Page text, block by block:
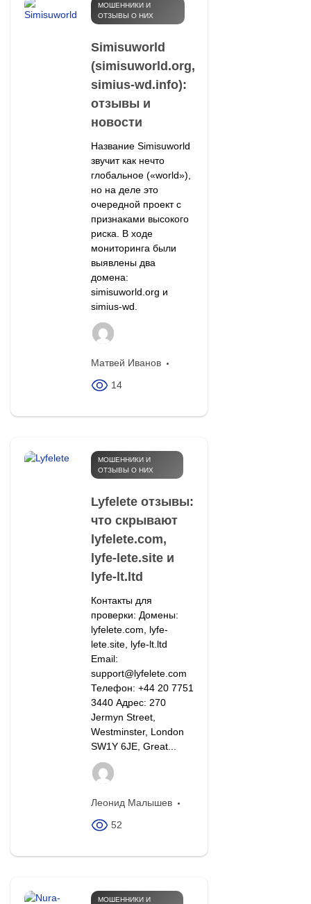
МОШЕННИКИ И
ОТЗЫВЫ О НИХ
Simisuworld
(simisuworld.org,
simius-wd.info):
отзывы и
новости
Название Simisuworld
звучит как нечто
глобальное («world»),
но на деле это
очередной проект с
признаками высокого
риска. В ходе
мониторинга были
выявлены два
домена:
simisuworld.org и
simius-wd.
Матвей Иванов
14
МОШЕННИКИ И
ОТЗЫВЫ О НИХ
Lyfelete отзывы:
что скрывают
lyfelete.com,
lyfe-lete.site и
lyfe-lt.ltd
Контакты для
проверки: Домены:
lyfelete.com, lyfe-
lete.site, lyfe-lt.ltd
Email:
support@lyfelete.com
Телефон: +44 20 7751
3440 Адрес: 270
Jermyn Street,
Westminster, London
SW1Y 6JE, Great...
Леонид Малышев
52
МОШЕННИКИ И